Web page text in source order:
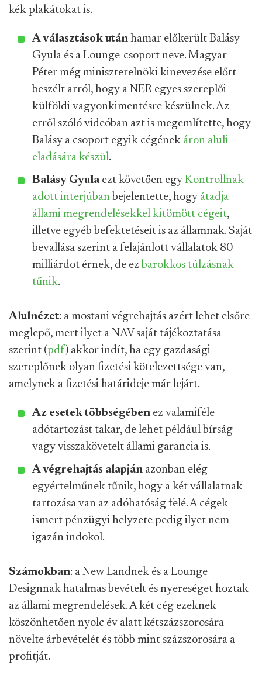
kék plakátokat is.
A választások után hamar előkerült Balásy
Gyula és a Lounge-csoport neve. Magyar
Péter még miniszterelnöki kinevezése előtt
beszélt arról, hogy a NER egyes szereplői
külföldi vagyonkimentésre készülnek. Az
erről szóló videóban azt is megemlítette, hogy
Balásy a csoport egyik cégének áron aluli
eladására készül.
Balásy Gyula ezt követően egy Kontrollnak
adott interjúban bejelentette, hogy átadja
állami megrendelésekkel kitömött cégeit,
illetve egyéb befektetéseit is az államnak. Saját
bevallása szerint a felajánlott vállalatok 80
milliárdot érnek, de ez barokkos túlzásnak
tűnik.
Alulnézet: a mostani végrehajtás azért lehet elsőre
meglepő, mert ilyet a NAV saját tájékoztatása
szerint (pdf) akkor indít, ha egy gazdasági
szereplőnek olyan fizetési kötelezettsége van,
amelynek a fizetési határideje már lejárt.
Az esetek többségében ez valamiféle
adótartozást takar, de lehet például bírság
vagy visszakövetelt állami garancia is.
A végrehajtás alapján azonban elég
egyértelműnek tűnik, hogy a két vállalatnak
tartozása van az adóhatóság felé. A cégek
ismert pénzügyi helyzete pedig ilyet nem
igazán indokol.
Számokban: a New Landnek és a Lounge
Designnak hatalmas bevételt és nyereséget hoztak
az állami megrendelések. A két cég ezeknek
köszönhetően nyolc év alatt kétszázszorosára
növelte árbevételét és több mint százszorosára a
profitját.